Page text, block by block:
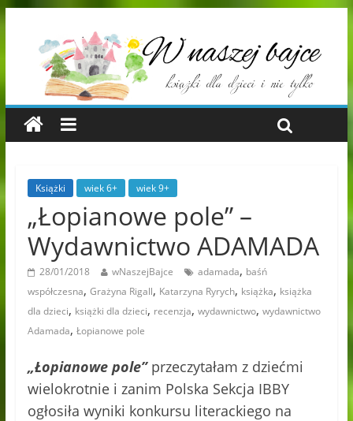
Książki wiek 6+ wiek 9+
„Łopianowe pole” –
Wydawnictwo ADAMADA
28/01/2018 wNaszejBajce adamada, baśń
współczesna, Grażyna Rigall, Katarzyna Ryrych, książka, książka
dla dzieci, książki dla dzieci, recenzja, wydawnictwo, wydawnictwo
Adamada, Łopianowe pole
„Łopianowe pole”przeczytałam z dziećmi
wielokrotnie i zanim Polska Sekcja IBBY
ogłosiła wyniki konkursu literackiego na